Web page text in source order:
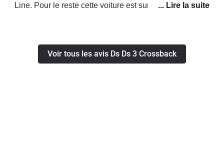
Line. Pour le reste cette voiture est surement ce qui se
pour faire le bling-bling au Cap Ferret ou en
ville.L'essayer c'est l'adopter. Allez y !Jamais aucun
Voir tous les avis Ds Ds 3 Crossback